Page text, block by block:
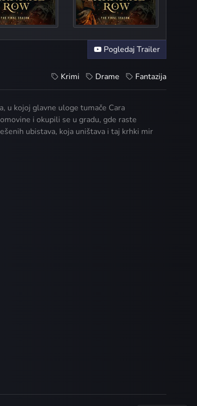
Unaccompan
Pogledaj Trailer
Krimi Drame Fantazija
u kojoj glavne uloge tumače Cara
i okupili se u gradu, gde raste
ubistava, koja uništava i taj krhki mir